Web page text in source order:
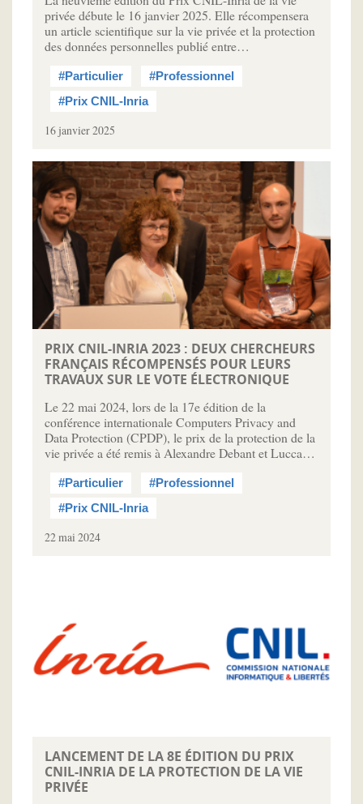
privée débute le 16 janvier 2025. Elle récompensera
un article scientifique sur la vie privée et la protection
des données personnelles publié entre…
#Particulier
#Professionnel
#Prix CNIL-Inria
16 janvier 2025
PRIX CNIL-INRIA 2023 : DEUX CHERCHEURS
FRANÇAIS RÉCOMPENSÉS POUR LEURS
TRAVAUX SUR LE VOTE ÉLECTRONIQUE
Le 22 mai 2024, lors de la 17e édition de la
conférence internationale Computers Privacy and
Data Protection (CPDP), le prix de la protection de la
vie privée a été remis à Alexandre Debant et Lucca…
#Particulier
#Professionnel
#Prix CNIL-Inria
22 mai 2024
LANCEMENT DE LA 8E ÉDITION DU PRIX
CNIL-INRIA DE LA PROTECTION DE LA VIE
PRIVÉE